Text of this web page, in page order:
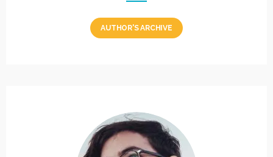
AUTHOR'S ARCHIVE